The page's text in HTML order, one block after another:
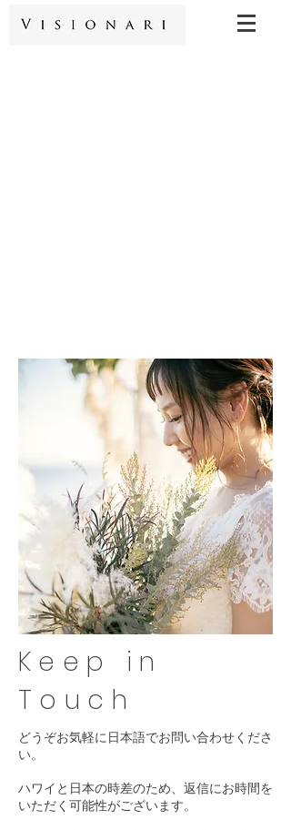
Keep in
Touch
どうぞお気軽に日本語でお問い合わせくださ
い。
ハワイと日本の時差のため、返信にお時間を
いただく可能性がございます。